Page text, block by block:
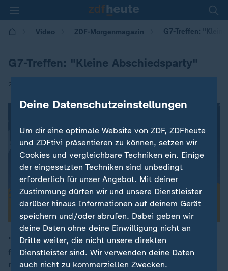
Video ZDF-Morgenmagazin G7-Treffen:
G7-Treffen: "Kleine Abschiedsparty"
26.11.2024 | 05:30
00:16
"Es geht darum, da eine gemeinsame Sprache zu
finden, sich genau abzustimmen, damit der Westen
minus USA geschlossen bleibt ", so ZDF-
Deine Datenschutzeinstellungen
Um dir eine optimale Website von ZDF, ZDFheute
und ZDFtivi präsentieren zu können, setzen wir
Cookies und vergleichbare Techniken ein. Einige
der eingesetzten Techniken sind unbedingt
erforderlich für unser Angebot. Mit deiner
Zustimmung dürfen wir und unsere Dienstleister
darüber hinaus Informationen auf deinem Gerät
speichern und/oder abrufen. Dabei geben wir
deine Daten ohne deine Einwilligung nicht an
Dritte weiter, die nicht unsere direkten
Dienstleister sind. Wir verwenden deine Daten
auch nicht zu kommerziellen Zwecken.